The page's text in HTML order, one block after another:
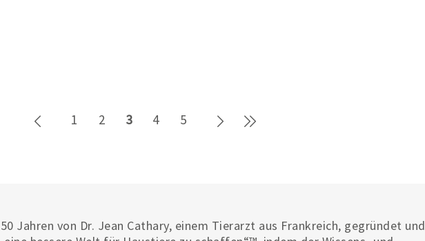
Zurück1 2 3 4 5 WeiterLetzte Seite
Jahren von Dr. Jean Cathary, einem Tierarzt aus Frankreich, gegründet und